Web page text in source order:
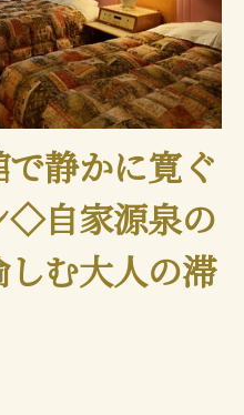
静かに寛ぐ
◇自家源泉の
む大人の滞